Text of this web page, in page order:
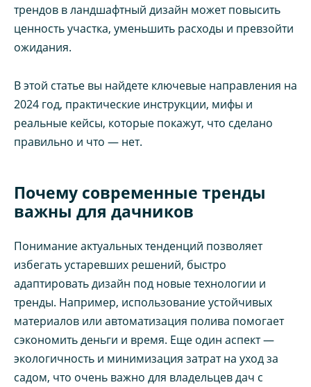
трендов в ландшафтный дизайн может повысить
ценность участка, уменьшить расходы и превзойти
ожидания.
В этой статье вы найдете ключевые направления на
2024 год, практические инструкции, мифы и
реальные кейсы, которые покажут, что сделано
правильно и что — нет.
Почему современные тренды
важны для дачников
Понимание актуальных тенденций позволяет
избегать устаревших решений, быстро
адаптировать дизайн под новые технологии и
тренды. Например, использование устойчивых
материалов или автоматизация полива помогает
сэкономить деньги и время. Еще один аспект —
экологичность и минимизация затрат на уход за
садом, что очень важно для владельцев дач с